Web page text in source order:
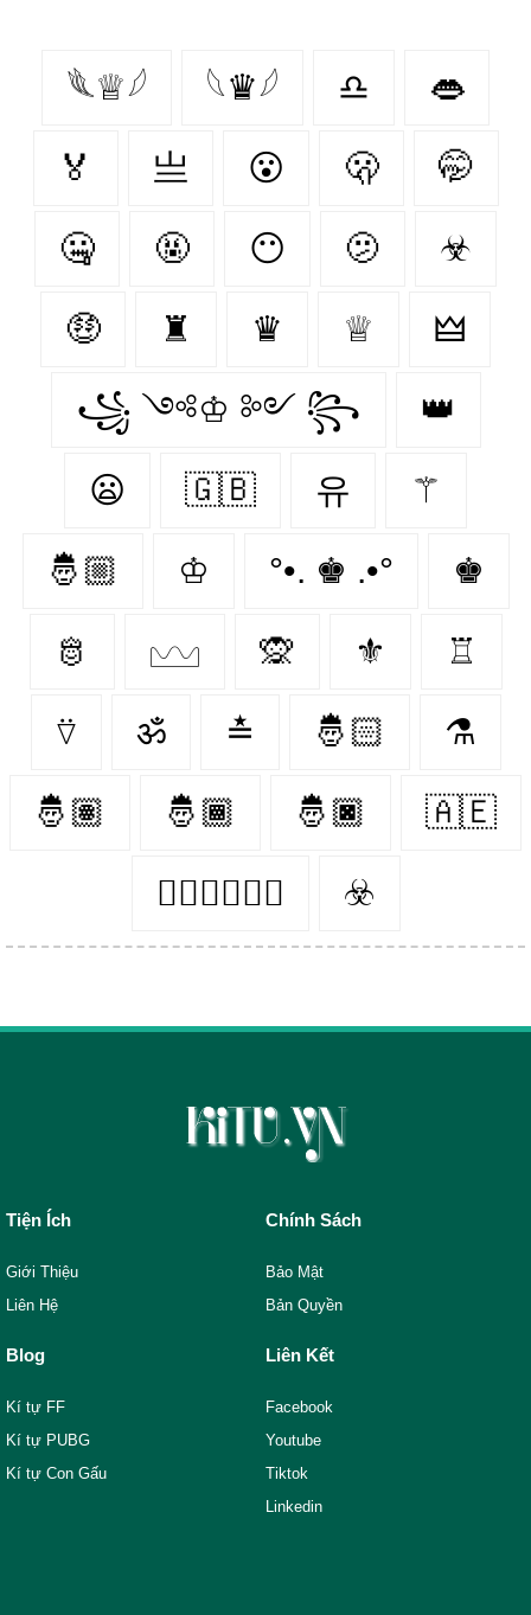
𓆰♕𓆪 𓆩♛𓆪 ♎ 👄
🏅 亗 😮 🫢 🤭
🤐 🤬 😶 🫤 ☣
🤑 ♜ ♛ ♕ 🜲
꧁ ༺♔ ༻ ꧂ 👑
😦 🇬🇧 유 ⚚
🤴🏼 ♔ °•. ♚ .•° ♚
🫅 𓈉 🙊 ⚜️ ♖
⍢ ॐ ≛ 🤴🏻 ⚗
🤴🏽 🤴🏾 🤴🏿 🇦🇪
♛⃝𝑲𝒊𝒏𝒈 ☣️
Tiện Ích
Giới Thiệu
Liên Hệ
Chính Sách
Bảo Mật
Bản Quyền
Blog
Kí tự FF
Kí tự PUBG
Kí tự Con Gấu
Liên Kết
Facebook
Youtube
Tiktok
Linkedin